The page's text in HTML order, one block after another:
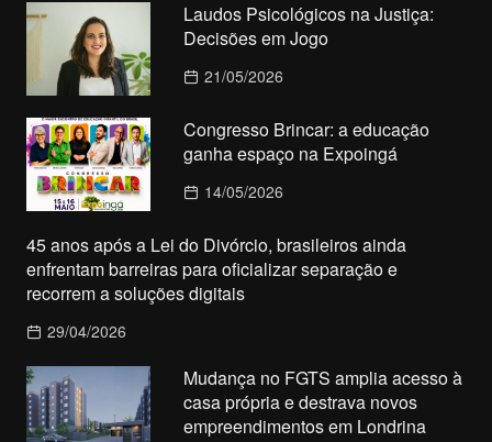
Laudos Psicológicos na Justiça:
Decisões em Jogo
21/05/2026
Congresso Brincar: a educação
ganha espaço na Expoingá
14/05/2026
45 anos após a Lei do Divórcio, brasileiros ainda
enfrentam barreiras para oficializar separação e
recorrem a soluções digitais
29/04/2026
Mudança no FGTS amplia acesso à
casa própria e destrava novos
empreendimentos em Londrina